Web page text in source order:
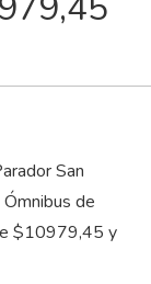
San
de
$10979,45 y